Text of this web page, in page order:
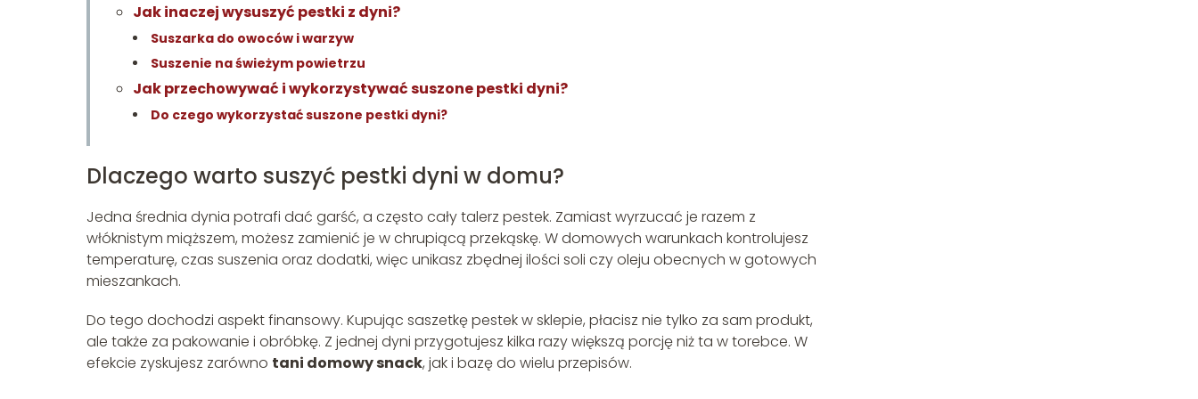
Jak inaczej wysuszyć pestki z dyni?
Suszarka do owoców i warzyw
Suszenie na świeżym powietrzu
Jak przechowywać i wykorzystywać suszone pestki dyni?
Do czego wykorzystać suszone pestki dyni?
Dlaczego warto suszyć pestki dyni w domu?
Jedna średnia dynia potrafi dać garść, a często cały talerz pestek. Zamiast wyrzucać je razem z
włóknistym miąższem, możesz zamienić je w chrupiącą przekąskę. W domowych warunkach kontrolujesz
temperaturę, czas suszenia oraz dodatki, więc unikasz zbędnej ilości soli czy oleju obecnych w gotowych
mieszankach.
Do tego dochodzi aspekt finansowy. Kupując saszetkę pestek w sklepie, płacisz nie tylko za sam produkt,
ale także za pakowanie i obróbkę. Z jednej dyni przygotujesz kilka razy większą porcję niż ta w torebce. W
efekcie zyskujesz zarówno tani domowy snack, jak i bazę do wielu przepisów.